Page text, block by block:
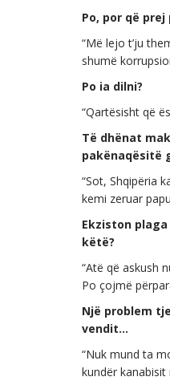
Po, por që
“Më lejo t’ju
shumë
Po ia dilni?
“Qartësisht që
Të dhënat
pakënaqësitë
“Sot, Shqipëria
kemi zeruar
Ekziston
këtë?
“Atë që askush
Po çojmë
Një problem
vendit…
“Nuk mund ta
kundër